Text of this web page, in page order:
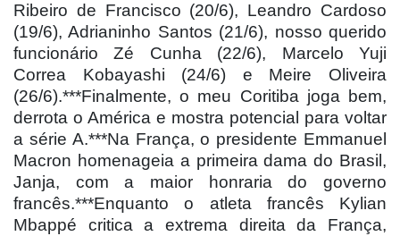
Ribeiro de Francisco (20/6), Leandro Cardoso
(19/6), Adrianinho Santos (21/6), nosso querido
funcionário Zé Cunha (22/6), Marcelo Yuji
Correa Kobayashi (24/6) e Meire Oliveira
(26/6).***Finalmente, o meu Coritiba joga bem,
derrota o América e mostra potencial para voltar
a série A.***Na França, o presidente Emmanuel
Macron homenageia a primeira dama do Brasil,
Janja, com a maior honraria do governo
francês.***Enquanto o atleta francês Kylian
Mbappé critica a extrema direita da França,